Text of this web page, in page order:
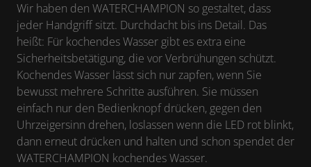
Wir haben den WATERCHAMPION so gestaltet, dass
jeder Handgriff sitzt. Durchdacht bis ins Detail. Das
heißt: Für kochendes Wasser gibt es extra eine
Sicherheitsbetätigung, die vor Verbrühungen schützt.
Kochendes Wasser lässt sich nur zapfen, wenn Sie
bewusst mehrere Schritte ausführen. Sie müssen
einfach nur den Bedienknopf drücken, gegen den
Uhrzeigersinn drehen, loslassen wenn die LED rot blinkt,
dann erneut drücken und halten und schon spendet der
WATERCHAMPION kochendes Wasser.